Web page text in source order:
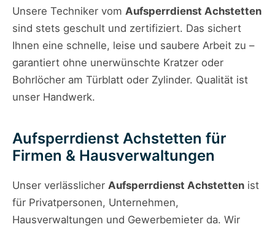
Unsere Techniker vom Aufsperrdienst Achstetten
sind stets geschult und zertifiziert. Das sichert
Ihnen eine schnelle, leise und saubere Arbeit zu –
garantiert ohne unerwünschte Kratzer oder
Bohrlöcher am Türblatt oder Zylinder. Qualität ist
unser Handwerk.
Aufsperrdienst Achstetten für
Firmen & Hausverwaltungen
Unser verlässlicher Aufsperrdienst Achstetten ist
für Privatpersonen, Unternehmen,
Hausverwaltungen und Gewerbemieter da. Wir